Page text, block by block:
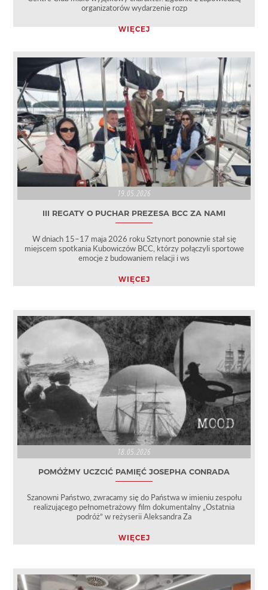
organizatorów wydarzenie rozp
WIĘCEJ
19.05.2026
III REGATY O PUCHAR PREZESA BCC ZA NAMI
W dniach 15–17 maja 2026 roku Sztynort ponownie stał się
miejscem spotkania Kubowiczów BCC, którzy połączyli sportowe
emocje z budowaniem relacji i ws
WIĘCEJ
18.05.2026
POMÓŻMY UCZCIĆ PAMIĘĆ JOSEPHA CONRADA
Szanowni Państwo, zwracamy się do Państwa w imieniu zespołu
realizującego pełnometrażowy film dokumentalny „Ostatnia
podróż” w reżyserii Aleksandra Za
WIĘCEJ